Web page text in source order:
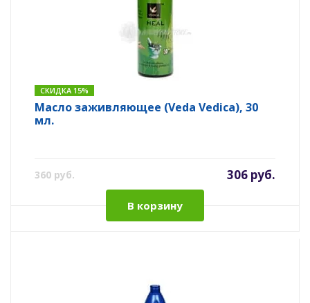
СКИДКА 15%
Масло заживляющее (Veda Vedica), 30
мл.
360 руб. 306 руб.
В корзину